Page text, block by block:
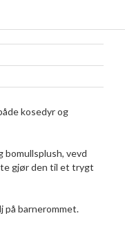
kosedyr og
bomullsplush, vevd
gjør den til et trygt
på barnerommet.